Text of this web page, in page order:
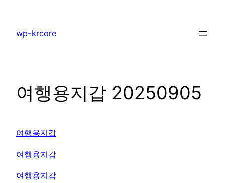
wp-krcore
여행용지갑 20250905
여행용지갑
여행용지갑
여행용지갑